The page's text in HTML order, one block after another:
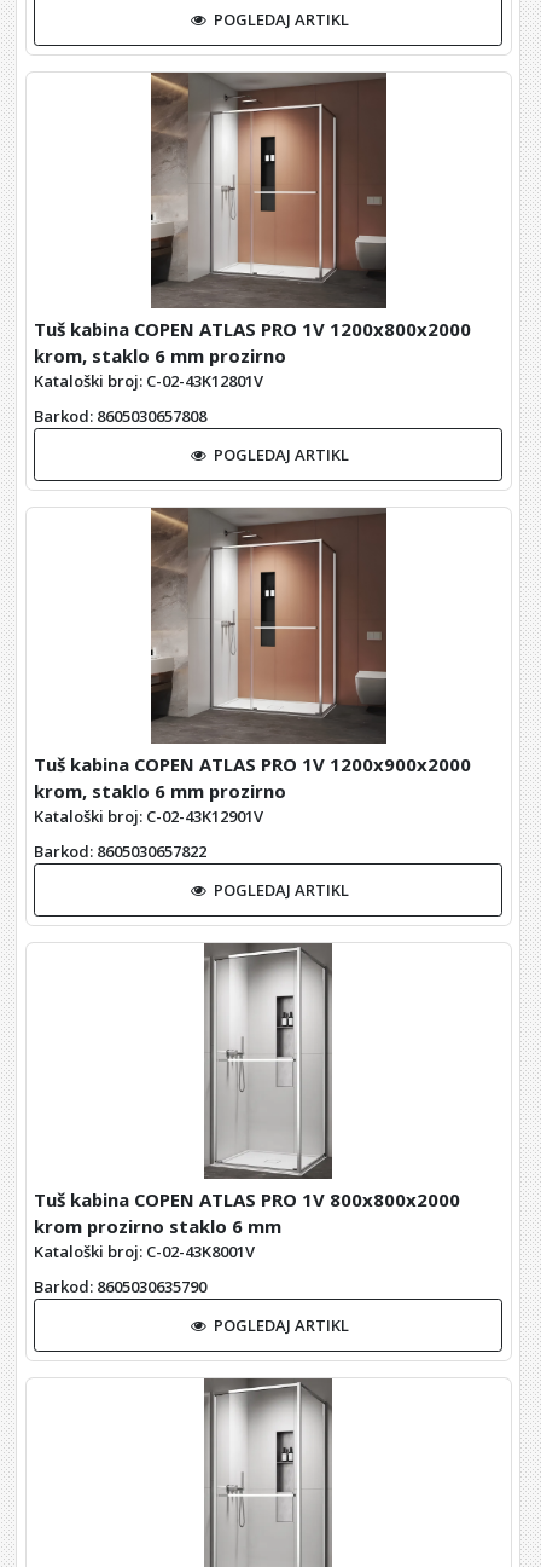
POGLEDAJ ARTIKL
Tuš kabina COPEN ATLAS PRO 1V 1200x800x2000
krom, staklo 6 mm prozirno
Kataloški broj: C-02-43K12801V
Barkod: 8605030657808
POGLEDAJ ARTIKL
Tuš kabina COPEN ATLAS PRO 1V 1200x900x2000
krom, staklo 6 mm prozirno
Kataloški broj: C-02-43K12901V
Barkod: 8605030657822
POGLEDAJ ARTIKL
Tuš kabina COPEN ATLAS PRO 1V 800x800x2000
krom prozirno staklo 6 mm
Kataloški broj: C-02-43K8001V
Barkod: 8605030635790
POGLEDAJ ARTIKL